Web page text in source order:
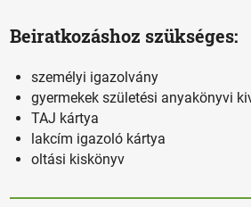
Beiratkozáshoz szükséges:
személyi igazolvány
gyermekek születési anyakönyvi
TAJ kártya
lakcím igazoló kártya
oltási kiskönyv